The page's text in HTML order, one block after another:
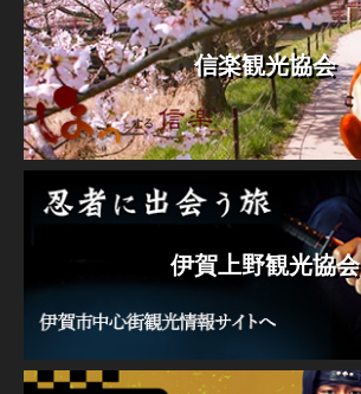
信楽観光協会
伊賀上野観光協会